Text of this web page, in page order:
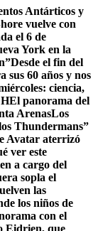
Antárticos y
vuelve con
el 6 de
York en la
Desde el fin del
60 años y nos
ciencia,
El panorama del
ArenasLos
Thundermans”
Avatar aterrizó
ver este
a cargo del
sopla el
las
los niños de
con el